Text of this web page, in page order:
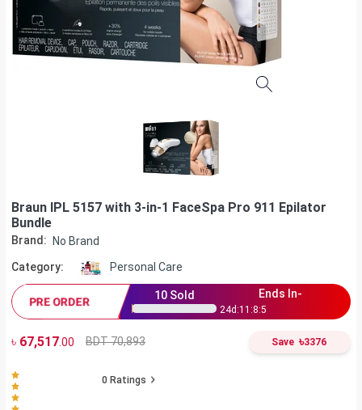
Braun IPL 5157 with 3-in-1 FaceSpa Pro 911 Epilator
Bundle
Brand: No Brand
Category: Personal Care
PRE ORDER 10Sold Ends In-
24d:11 :8:4
৳ 67,517.00 BDT 70,893 Save ৳3376
0 Ratings